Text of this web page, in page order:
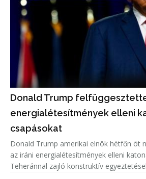
Donald Trump
energialétesítmények elleni
csapásokat
Donald Trump amerikai elnök hétfőn öt
az iráni energialétesítmények elleni
Teheránnal zajló konstruktív